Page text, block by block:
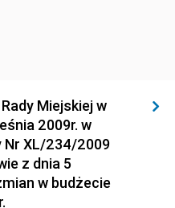
Administracji,
Środowiska
Administracji i
Miejskiej w
2009r. w
Nr XL/234/2009
z dnia 5
w budżecie